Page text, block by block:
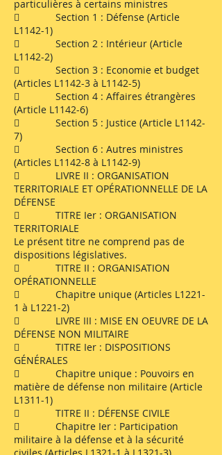
particulières à certains ministres
 Section 1 : Défense (Article
L1142-1)
 Section 2 : Intérieur (Article
L1142-2)
 Section 3 : Economie et budget
(Articles L1142-3 à L1142-5)
 Section 4 : Affaires étrangères
(Article L1142-6)
 Section 5 : Justice (Article L1142-
7)
 Section 6 : Autres ministres
(Articles L1142-8 à L1142-9)
 LIVRE II : ORGANISATION
TERRITORIALE ET OPÉRATIONNELLE DE LA
DÉFENSE
 TITRE Ier : ORGANISATION
TERRITORIALE
Le présent titre ne comprend pas de
dispositions législatives.
 TITRE II : ORGANISATION
OPÉRATIONNELLE
 Chapitre unique (Articles L1221-
1 à L1221-2)
 LIVRE III : MISE EN OEUVRE DE LA
DÉFENSE NON MILITAIRE
 TITRE Ier : DISPOSITIONS
GÉNÉRALES
 Chapitre unique : Pouvoirs en
matière de défense non militaire (Article
L1311-1)
 TITRE II : DÉFENSE CIVILE
 Chapitre Ier : Participation
militaire à la défense et à la sécurité